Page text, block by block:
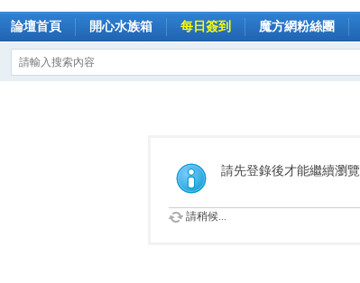
論壇首頁 開心水族箱 每日簽到 魔方網粉絲團
請先登錄後才能繼續瀏覽
請稍候...